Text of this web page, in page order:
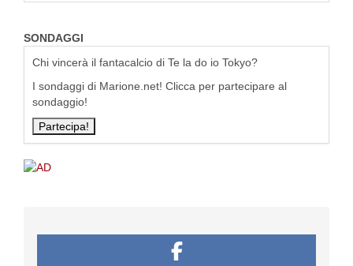
SONDAGGI
Chi vincerà il fantacalcio di Te la do io Tokyo?
I sondaggi di Marione.net! Clicca per partecipare al
sondaggio!